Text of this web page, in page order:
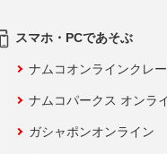
スマホ・PCであそぶ
ナムコオンラインクレ
ナムコパークス オンラ
ガシャポンオンライン